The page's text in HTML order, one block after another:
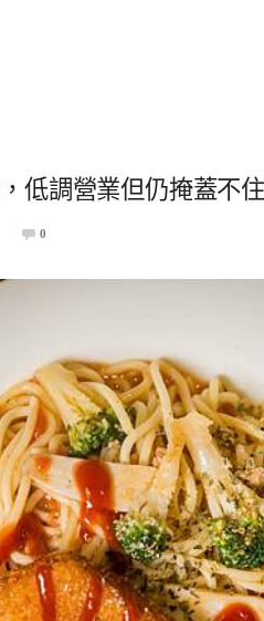
低調營業但仍掩蓋不
0